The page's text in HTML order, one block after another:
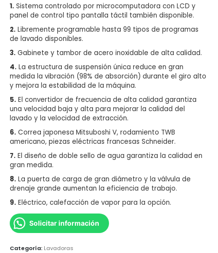
1. Sistema controlado por microcomputadora con LCD y
panel de control tipo pantalla táctil también disponible.
2. Libremente programable hasta 99 tipos de programas
de lavado disponibles.
3. Gabinete y tambor de acero inoxidable de alta calidad.
4. La estructura de suspensión única reduce en gran
medida la vibración (98% de absorción) durante el giro alto
y mejora la estabilidad de la máquina.
5. El convertidor de frecuencia de alta calidad garantiza
una velocidad baja y alta para mejorar la calidad del
lavado y la velocidad de extracción.
6. Correa japonesa Mitsuboshi V, rodamiento TWB
americano, piezas eléctricas francesas Schneider.
7. El diseño de doble sello de agua garantiza la calidad en
gran medida.
8. La puerta de carga de gran diámetro y la válvula de
drenaje grande aumentan la eficiencia de trabajo.
9. Eléctrico, calefacción de vapor para la opción.
Solicitar información
Categoría: Lavadoras